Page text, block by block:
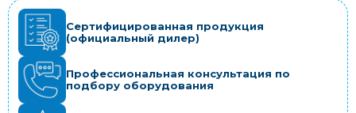
Сертифицированная продукция
(официальный дилер)
Профессиональная консультация по
подбору оборудования